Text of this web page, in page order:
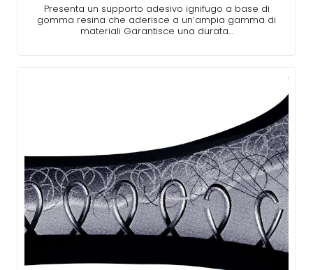
Presenta un supporto adesivo ignifugo a base di
gomma resina che aderisce a un’ampia gamma di
materiali Garantisce una durata…